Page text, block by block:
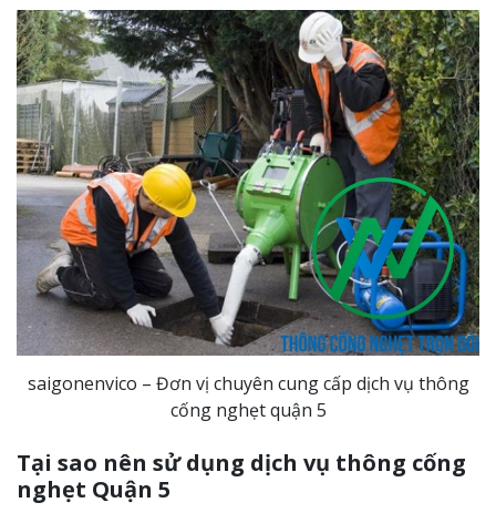
saigonenvico – Đơn vị chuyên cung cấp dịch vụ thông
cống nghẹt quận 5
Tại sao nên sử dụng dịch vụ thông cống
nghẹt Quận 5